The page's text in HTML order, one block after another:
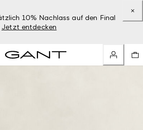
10% Nachlass auf den Final
Jetzt entdecken